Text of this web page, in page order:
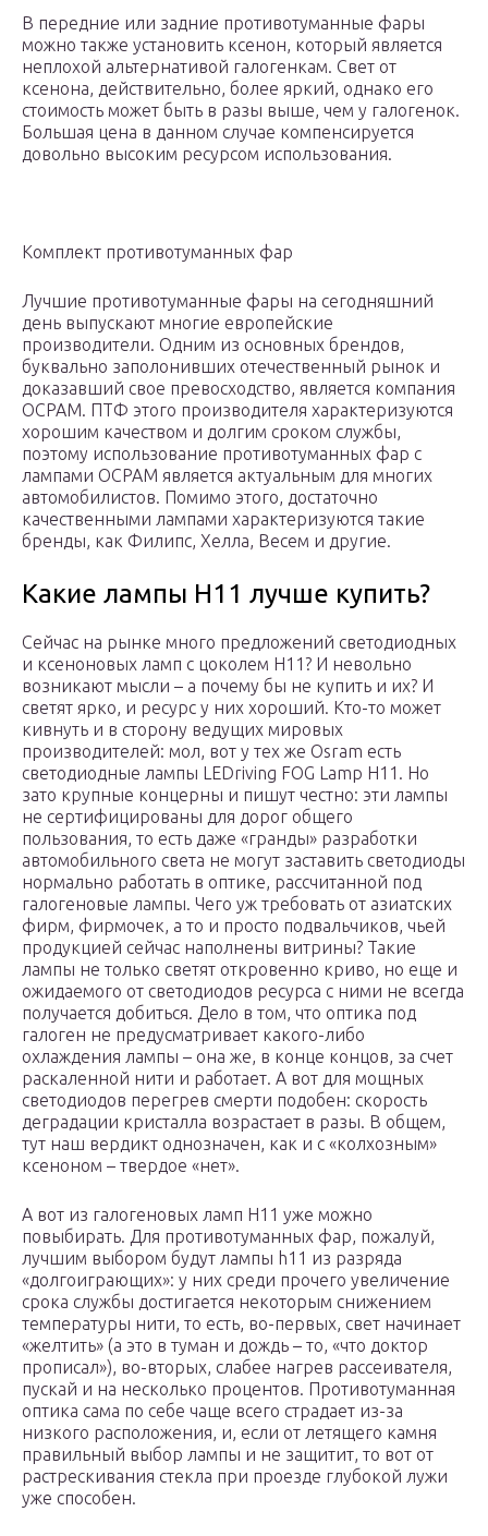
В передние или задние противотуманные фары
можно также установить ксенон, который является
неплохой альтернативой галогенкам. Свет от
ксенона, действительно, более яркий, однако его
стоимость может быть в разы выше, чем у галогенок.
Большая цена в данном случае компенсируется
довольно высоким ресурсом использования.
Комплект противотуманных фар
Лучшие противотуманные фары на сегодняшний
день выпускают многие европейские
производители. Одним из основных брендов,
буквально заполонивших отечественный рынок и
доказавший свое превосходство, является компания
ОСРАМ. ПТФ этого производителя характеризуются
хорошим качеством и долгим сроком службы,
поэтому использование противотуманных фар с
лампами ОСРАМ является актуальным для многих
автомобилистов. Помимо этого, достаточно
качественными лампами характеризуются такие
бренды, как Филипс, Хелла, Весем и другие.
Какие лампы H11 лучше купить?
Сейчас на рынке много предложений светодиодных
и ксеноновых ламп с цоколем H11? И невольно
возникают мысли – а почему бы не купить и их? И
светят ярко, и ресурс у них хороший. Кто-то может
кивнуть и в сторону ведущих мировых
производителей: мол, вот у тех же Osram есть
светодиодные лампы LEDriving FOG Lamp H11. Но
зато крупные концерны и пишут честно: эти лампы
не сертифицированы для дорог общего
пользования, то есть даже «гранды» разработки
автомобильного света не могут заставить светодиоды
нормально работать в оптике, рассчитанной под
галогеновые лампы. Чего уж требовать от азиатских
фирм, фирмочек, а то и просто подвальчиков, чьей
продукцией сейчас наполнены витрины? Такие
лампы не только светят откровенно криво, но еще и
ожидаемого от светодиодов ресурса с ними не всегда
получается добиться. Дело в том, что оптика под
галоген не предусматривает какого-либо
охлаждения лампы – она же, в конце концов, за счет
раскаленной нити и работает. А вот для мощных
светодиодов перегрев смерти подобен: скорость
деградации кристалла возрастает в разы. В общем,
тут наш вердикт однозначен, как и с «колхозным»
ксеноном – твердое «нет».
А вот из галогеновых ламп H11 уже можно
повыбирать. Для противотуманных фар, пожалуй,
лучшим выбором будут лампы h11 из разряда
«долгоиграющих»: у них среди прочего увеличение
срока службы достигается некоторым снижением
температуры нити, то есть, во-первых, свет начинает
«желтить» (а это в туман и дождь – то, «что доктор
прописал»), во-вторых, слабее нагрев рассеивателя,
пускай и на несколько процентов. Противотуманная
оптика сама по себе чаще всего страдает из-за
низкого расположения, и, если от летящего камня
правильный выбор лампы и не защитит, то вот от
растрескивания стекла при проезде глубокой лужи
уже способен.